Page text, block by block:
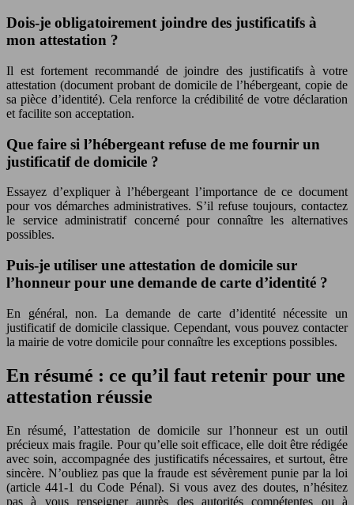
Dois-je obligatoirement joindre des justificatifs à
mon attestation ?
Il est fortement recommandé de joindre des justificatifs à votre
attestation (document probant de domicile de l’hébergeant, copie de
sa pièce d’identité). Cela renforce la crédibilité de votre déclaration
et facilite son acceptation.
Que faire si l’hébergeant refuse de me fournir un
justificatif de domicile ?
Essayez d’expliquer à l’hébergeant l’importance de ce document
pour vos démarches administratives. S’il refuse toujours, contactez
le service administratif concerné pour connaître les alternatives
possibles.
Puis-je utiliser une attestation de domicile sur
l’honneur pour une demande de carte d’identité ?
En général, non. La demande de carte d’identité nécessite un
justificatif de domicile classique. Cependant, vous pouvez contacter
la mairie de votre domicile pour connaître les exceptions possibles.
En résumé : ce qu’il faut retenir pour une
attestation réussie
En résumé, l’attestation de domicile sur l’honneur est un outil
précieux mais fragile. Pour qu’elle soit efficace, elle doit être rédigée
avec soin, accompagnée des justificatifs nécessaires, et surtout, être
sincère. N’oubliez pas que la fraude est sévèrement punie par la loi
(article 441-1 du Code Pénal). Si vous avez des doutes, n’hésitez
pas à vous renseigner auprès des autorités compétentes ou à